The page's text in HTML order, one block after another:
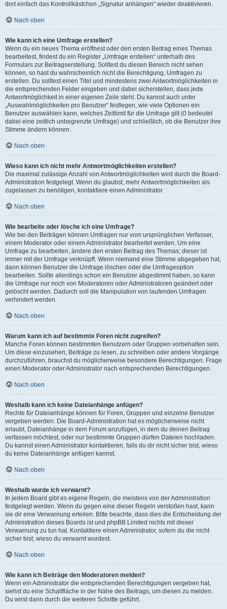
dort einfach das Kontrollkästchen „Signatur anhängen“ wieder deaktivieren.
Nach oben
Wie kann ich eine Umfrage erstellen?
Wenn du ein neues Thema eröffnest oder den ersten Beitrag eines Themas
bearbeitest, findest du ein Register „Umfrage erstellen“ unterhalb des
Formulars zur Beitragserstellung. Solltest du diesen Bereich nicht sehen
können, so hast du wahrscheinlich nicht die Berechtigung, Umfragen zu
erstellen. Du solltest einen Titel und mindestens zwei Antwortmöglichkeiten in
die entsprechenden Felder eingeben und dabei sicherstellen, dass jede
Antwortmöglichkeit in einer eigenen Zeile steht. Du kannst auch unter
„Auswahlmöglichkeiten pro Benutzer“ festlegen, wie viele Optionen ein
Benutzer auswählen kann, welches Zeitlimit für die Umfrage gilt (0 bedeutet
dabei eine zeitlich unbegrenzte Umfrage) und schließlich, ob die Benutzer ihre
Stimme ändern können.
Nach oben
Wieso kann ich nicht mehr Antwortmöglichkeiten erstellen?
Die maximal zulässige Anzahl von Antwortmöglichkeiten wird durch die Board-
Administration festgelegt. Wenn du glaubst, mehr Antwortmöglichkeiten als
zugelassen zu benötigen, kontaktiere einen Administrator.
Nach oben
Wie bearbeite oder lösche ich eine Umfrage?
Wie bei den Beiträgen können Umfragen nur vom ursprünglichen Verfasser,
einem Moderator oder einem Administrator bearbeitet werden. Um eine
Umfrage zu bearbeiten, ändere den ersten Beitrag des Themas; dieser ist
immer mit der Umfrage verknüpft. Wenn niemand eine Stimme abgegeben hat,
dann können Benutzer die Umfrage löschen oder die Umfrageoption
bearbeiten. Sollte allerdings schon ein Benutzer abgestimmt haben, so kann
die Umfrage nur noch von Moderatoren oder Administratoren geändert oder
gelöscht werden. Dadurch soll die Manipulation von laufenden Umfragen
verhindert werden.
Nach oben
Warum kann ich auf bestimmte Foren nicht zugreifen?
Manche Foren können bestimmten Benutzern oder Gruppen vorbehalten sein.
Um diese einzusehen, Beiträge zu lesen, zu schreiben oder andere Vorgänge
durchzuführen, brauchst du möglicherweise besondere Berechtigungen. Frage
einen Moderator oder Administrator nach entsprechenden Berechtigungen.
Nach oben
Weshalb kann ich keine Dateianhänge anfügen?
Rechte für Dateianhänge können für Foren, Gruppen und einzelne Benutzer
vergeben werden. Die Board-Administration hat es möglicherweise nicht
erlaubt, Dateianhänge in dem Forum anzufügen, in dem du deinen Beitrag
verfassen möchtest, oder nur bestimmte Gruppen dürfen Dateien hochladen.
Du kannst einen Administrator kontaktieren, falls du dir nicht sicher bist, wieso
du keine Dateianhänge anfügen kannst.
Nach oben
Weshalb wurde ich verwarnt?
In jedem Board gibt es eigene Regeln, die meistens von der Administration
festgelegt werden. Wenn du gegen eine dieser Regeln verstoßen hast, kann
sie dir eine Verwarnung erteilen. Bitte beachte, dass dies die Entscheidung der
Administration dieses Boards ist und phpBB Limited nichts mit dieser
Verwarnung zu tun hat. Kontaktiere einen Administrator, sofern du die nicht
sicher bist, wieso du verwarnt wurdest.
Nach oben
Wie kann ich Beiträge den Moderatoren melden?
Wenn ein Administrator die entsprechenden Berechtigungen vergeben hat,
siehst du eine Schaltfläche in der Nähe des Beitrags, um diesen zu melden.
Du wirst dann durch die weiteren Schritte geführt.